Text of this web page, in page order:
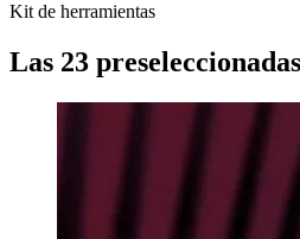
Kit de herramientas
Las 23